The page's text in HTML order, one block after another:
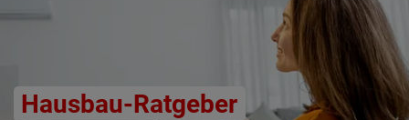
Hausbau-Ratgeber